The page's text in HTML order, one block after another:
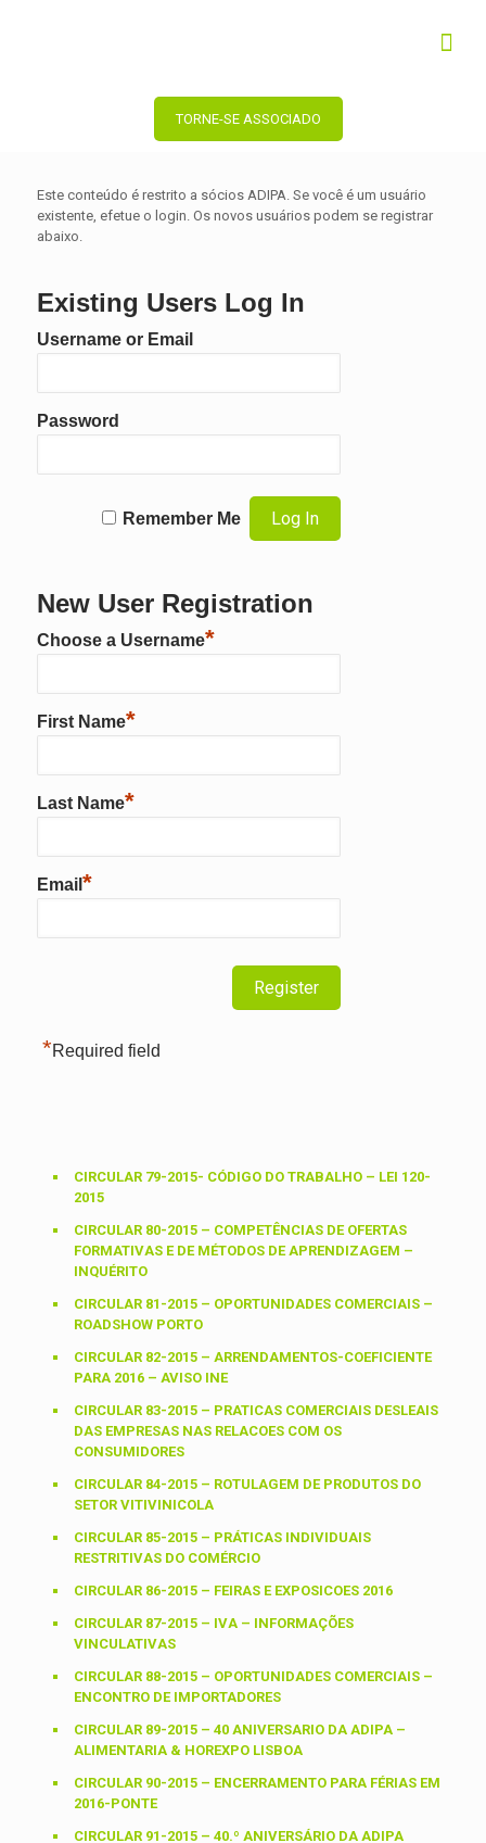
TORNE-SE ASSOCIADO
Este conteúdo é restrito a sócios ADIPA. Se você é um usuário
existente, efetue o login. Os novos usuários podem se registrar
abaixo.
Existing Users Log In
Username or Email
Password
Remember Me
New User Registration
Choose a Username*
First Name*
Last Name*
Email *
*Required field
CIRCULAR 79-2015- CÓDIGO DO TRABALHO – LEI 120-
2015
CIRCULAR 80-2015 – COMPETÊNCIAS DE OFERTAS
FORMATIVAS E DE MÉTODOS DE APRENDIZAGEM –
INQUÉRITO
CIRCULAR 81-2015 – OPORTUNIDADES COMERCIAIS –
ROADSHOW PORTO
CIRCULAR 82-2015 – ARRENDAMENTOS-COEFICIENTE
PARA 2016 – AVISO INE
CIRCULAR 83-2015 – PRATICAS COMERCIAIS DESLEAIS
DAS EMPRESAS NAS RELACOES COM OS
CONSUMIDORES
CIRCULAR 84-2015 – ROTULAGEM DE PRODUTOS DO
SETOR VITIVINICOLA
CIRCULAR 85-2015 – PRÁTICAS INDIVIDUAIS
RESTRITIVAS DO COMÉRCIO
CIRCULAR 86-2015 – FEIRAS E EXPOSICOES 2016
CIRCULAR 87-2015 – IVA – INFORMAÇÕES
VINCULATIVAS
CIRCULAR 88-2015 – OPORTUNIDADES COMERCIAIS –
ENCONTRO DE IMPORTADORES
CIRCULAR 89-2015 – 40 ANIVERSARIO DA ADIPA –
ALIMENTARIA & HOREXPO LISBOA
CIRCULAR 90-2015 – ENCERRAMENTO PARA FÉRIAS EM
2016-PONTE
CIRCULAR 91-2015 – 40.º ANIVERSÁRIO DA ADIPA